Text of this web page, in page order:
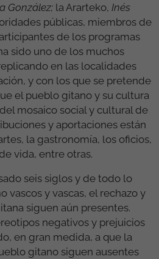
González; la Ararteko, Inés
públicas, miembros de
de los programas
sido uno de los muchos
en las localidades
y con los que se pretende
el pueblo gitano y su cultura
mosaico social y cultural de
y aportaciones están
la gastronomía, los oficios,
vida, entre otras.
seis siglos y de todo lo
vascos y vascas, el rechazo y
siguen aún presentes.
negativos y prejuicios
en gran medida, a que la
gitano siguen ausentes